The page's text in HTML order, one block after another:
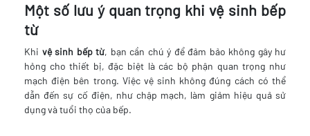
Một số lưu ý quan trọng khi vệ sinh bếp
từ
Khi vệ sinh bếp từ, bạn cần chú ý để đảm bảo không gây hư
hỏng cho thiết bị, đặc biệt là các bộ phận quan trọng như
mạch điện bên trong. Việc vệ sinh không đúng cách có thể
dẫn đến sự cố điện, như chập mạch, làm giảm hiệu quả sử
dụng và tuổi thọ của bếp.